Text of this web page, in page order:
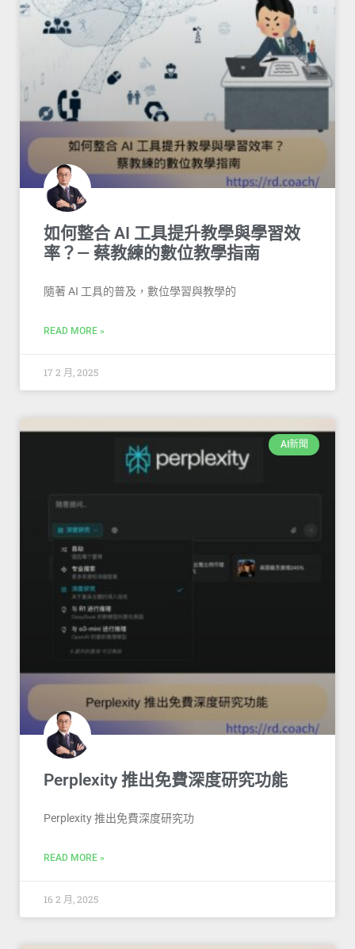
如何整合 AI 工具提升教學與學習效
率？— 蔡教練的數位教學指南
隨著 AI 工具的普及，數位學習與教學的
READ MORE »
17 2 月, 2025
AI新聞
Perplexity 推出免費深度研究功能
Perplexity 推出免費深度研究功
READ MORE »
16 2 月, 2025